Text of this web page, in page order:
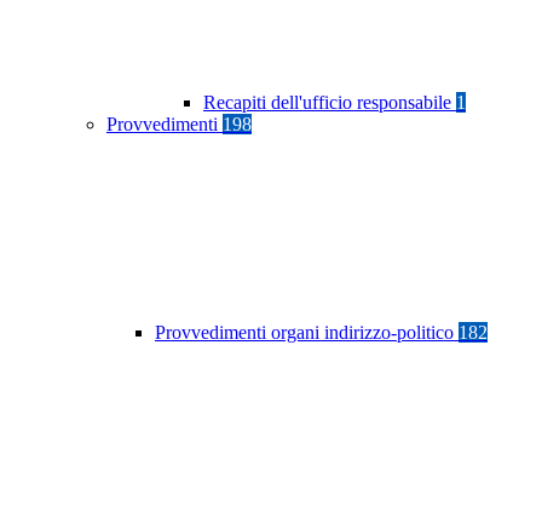
Recapiti dell'ufficio responsabile 1
Provvedimenti 198
Provvedimenti organi indirizzo-politico 182